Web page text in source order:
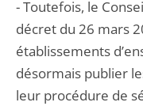
- Toutefois, le
décret du 26 mars
établissements
désormais publier
leur procédure de